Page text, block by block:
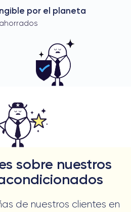
por el planeta
sobre nuestros
de nuestros clientes en